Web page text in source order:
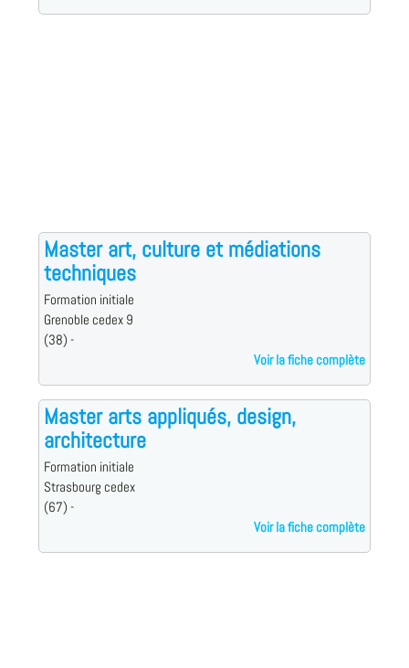
Master art, culture et médiations
techniques
Formation initiale
Grenoble cedex 9
(38) -
Voir la fiche complète
Master arts appliqués, design,
architecture
Formation initiale
Strasbourg cedex
(67) -
Voir la fiche complète